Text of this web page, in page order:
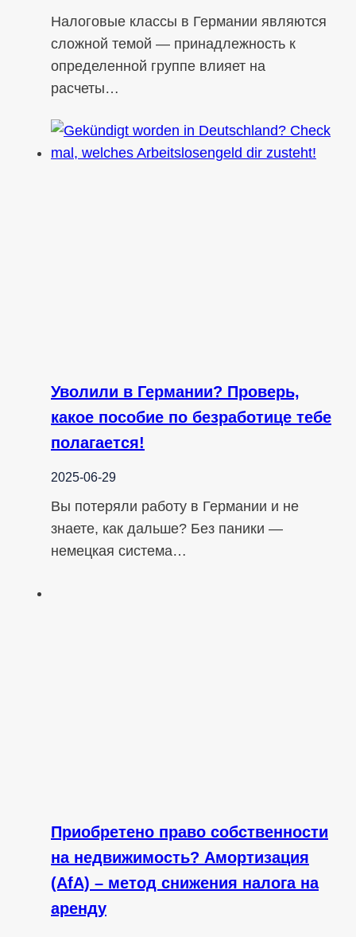
Налоговые классы в Германии являются
сложной темой — принадлежность к
определенной группе влияет на
расчеты…
Уволили в Германии? Проверь,
какое пособие по безработице тебе
полагается!
2025-06-29
Вы потеряли работу в Германии и не
знаете, как дальше? Без паники —
немецкая система…
Приобретено право собственности
на недвижимость? Амортизация
(AfA) – метод снижения налога на
аренду